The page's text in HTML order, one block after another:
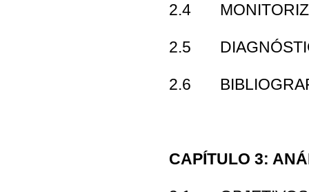
2.4
2.5
2.6
CAPÍTULO 3: